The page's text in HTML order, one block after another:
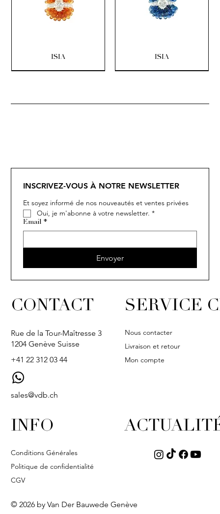
ISIA ISIA
INSCRIVEZ-VOUS À NOTRE NEWSLETTER
Et soyez informé de nos nouveautés et ventes privées
Oui, je m'abonne à votre newsletter. *
Email *
Envoyer
CONTACT
Rue de la Tour-Maîtresse 3
1204 Genève Suisse
+41 22 312 03 44
sales@vdb.ch
SERVICE
Nous contacter
Livraison et retour
Mon compte
INFO
Conditions Générales
Politique de confidentialité
CGV
© 2026 by Van Der Bauwede Genève